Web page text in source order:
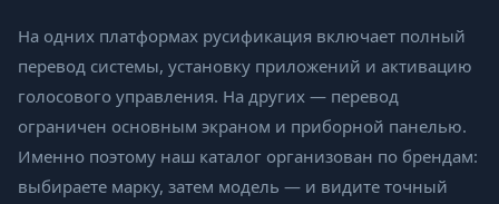
На одних платформах русификация включает полный
перевод системы, установку приложений и активацию
голосового управления. На других — перевод
ограничен основным экраном и приборной панелью.
Именно поэтому наш каталог организован по брендам:
выбираете марку, затем модель — и видите точный